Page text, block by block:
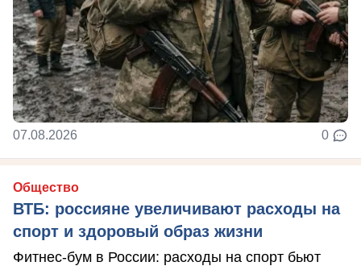
07.08.2026 0
Общество
ВТБ: россияне увеличивают расходы на
спорт и здоровый образ жизни
Фитнес-бум в России: расходы на спорт бьют